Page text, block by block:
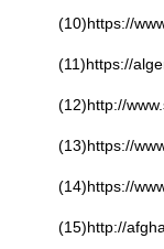
(10)https://
(11)https://
(12)http://
(13)https://
(14)https://
(15)http://